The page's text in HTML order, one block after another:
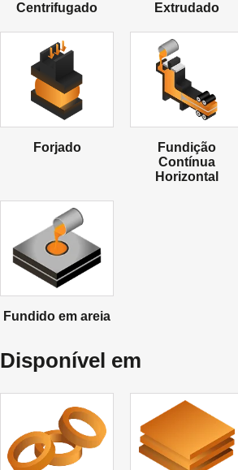
Centrifugado Extrudado
Forjado
Fundição
Contínua
Horizontal
Fundido em areia
Disponível em